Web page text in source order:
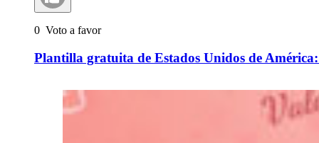
0 Voto a favor
Plantilla gratuita de Estados Unidos de